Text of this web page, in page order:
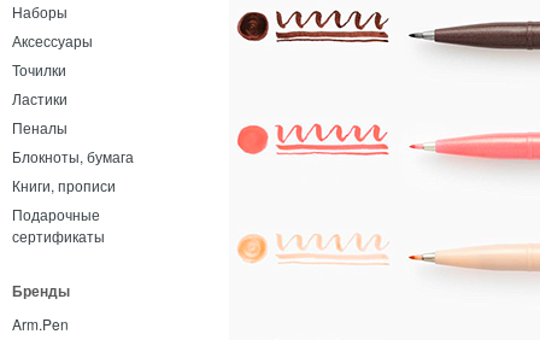
Наборы
Аксессуары
Точилки
Ластики
Пеналы
Блокноты, бумага
Книги, прописи
Подарочные
сертификаты
Бренды
Arm.Pen